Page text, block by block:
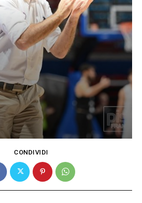
CONDIVIDI